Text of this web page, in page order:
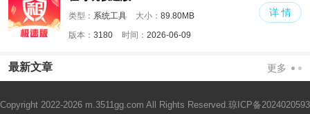
类型： 系统工具 大小： 89.80MB
版本： 3180 时间： 2026-06-09
详 情
最新文章 更多
Copyright 2022-2026 m.3511gg.com All Rights Reserved. 琼ICP备2024020593